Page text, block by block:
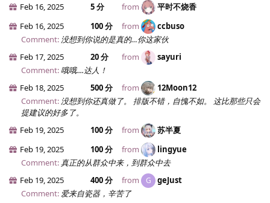
Feb 16, 2025
5 分 from
平时不烧香
Feb 16, 2025
100 分 from
ccbuso
Comment: 没想到你说的是真的…你这家伙
Feb 17, 2025
20 分 from
sayuri
Comment:哦哦....达人！
Feb 18, 2025
500 分 from
12Moon12
Comment: 没想到你还真做了。 排版不错，自愧不如。 这比那些只会
提建议的好多了。
Feb 19, 2025
100 分 from
苏半夏
Feb 19, 2025
100 分 from
lingyue
Comment:真正的从群众中来，到群众中去
Feb 19, 2025
400 分 from G
geJust
Comment:爱来自瓷器，辛苦了